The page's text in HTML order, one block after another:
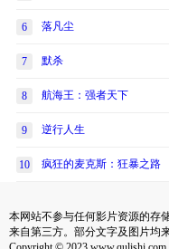
6 落凡尘
7 默杀
8 航海王：强者天下
9 逆行人生
10 疯狂的麦克斯：狂暴之路
本网站不参与任何影片资源的存
来自第三方。部分文字及图片均